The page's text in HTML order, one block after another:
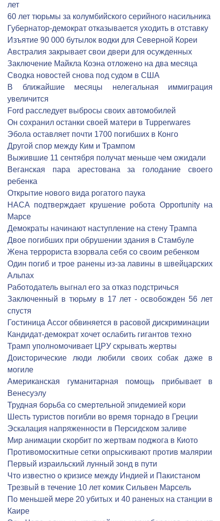
лет
60 лет тюрьмы за колумбийского серийного насильника
Губернатор-демократ отказывается уходить в отставку
Изъятие 90 000 бутылок водки для Северной Кореи
Австралия закрывает свои двери для осужденных
Заключение Майкла Коэна отложено на два месяца
Сводка новостей снова под судом в США
В ближайшие месяцы нелегальная иммиграция
увеличится
Ford расследует выбросы своих автомобилей
Он сохранил останки своей матери в Tupperwares
Эбола оставляет почти 1700 погибших в Конго
Другой спор между Ким и Трампом
Выжившие 11 сентября получат меньше чем ожидали
Веганская пара арестована за голодание своего
ребенка
Открытие нового вида рогатого паука
НАСА подтверждает крушение робота Opportunity на
Марсе
Демократы начинают наступление на стену Трампа
Двое погибших при обрушении здания в Стамбуле
Жена террориста взорвала себя со своим ребенком
Один погиб и трое ранены из-за лавины в швейцарских
Альпах
Работодатель выгнал его за отказ подстричься
Заключенный в тюрьму в 17 лет - освобожден 56 лет
спустя
Гостиница Accor обвиняется в расовой дискриминации
Кандидат-демократ хочет ослабить гигантов техно
Трамп уполномочивает ЦРУ скрывать жертвы
Доисторические люди любили своих собак даже в
могиле
Американская гуманитарная помощь прибывает в
Венесуэлу
Трудная борьба со смертельной эпидемией кори
Шесть туристов погибли во время торнадо в Греции
Эскалация напряженности в Персидском заливе
Мир анимации скорбит по жертвам поджога в Киото
Противомоскитные сетки опрыскивают против малярии
Первый израильский лунный зонд в пути
Что известно о кризисе между Индией и Пакистаном
Трезвый в течение 10 лет комик Сильвен Марсель
По меньшей мере 20 убитых и 40 раненых на станции в
Каире